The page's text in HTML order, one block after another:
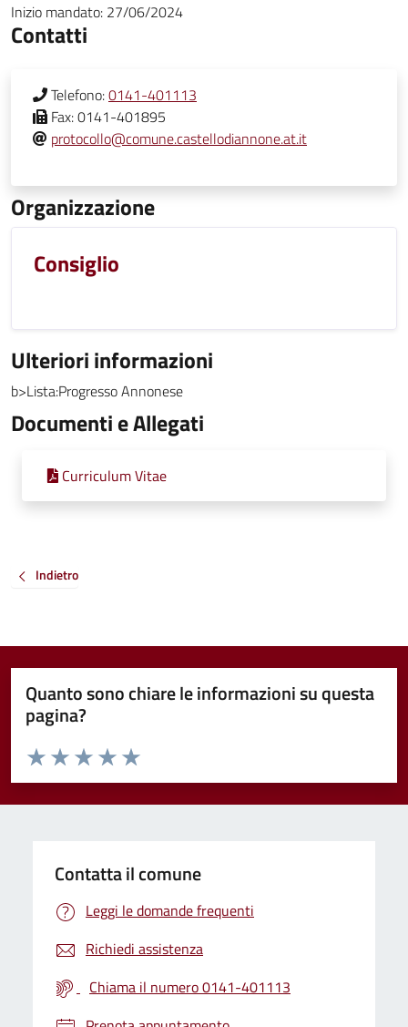
Inizio mandato: 27/06/2024
Contatti
Telefono:0141-401113
Fax:0141-401895
protocollo@comune.castellodiannone.at.it
Organizzazione
Consiglio
Ulteriori informazioni
b>Lista:Progresso Annonese
Documenti e Allegati
Curriculum Vitae
Indietro
Quanto sono chiare le informazioni su questa
pagina?
Valuta da 1 a 5 stelle la pagina
Valuta 5 stelle su 5
Valuta 4 stelle su 5
Valuta 3 stelle su 5
Valuta 2 stelle su 5
Valuta 1 stelle su 5
Contatta il comune
Leggi le domande frequenti
Richiedi assistenza
Chiama il numero 0141-401113